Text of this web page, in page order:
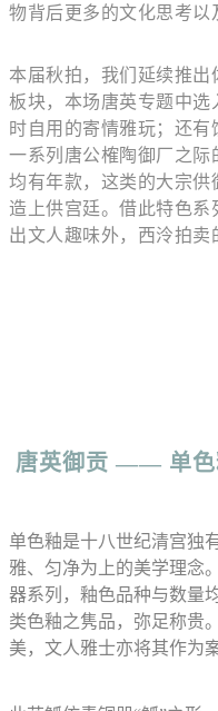
物背后更多的文化思考以
本届秋拍，我们延续推
板块，本场唐英专题中选
时自用的寄情雅玩；还
一系列唐公榷陶御厂之
均有年款，这类的大宗
造上供宫廷。借此特色
出文人趣味外，西泠拍卖
唐英御贡 —— 单色
单色釉是十八世纪清宫独
雅、匀净为上的美学理念
器系列，釉色品种与数量
类色釉之隽品，弥足称贵
美，文人雅士亦将其作为